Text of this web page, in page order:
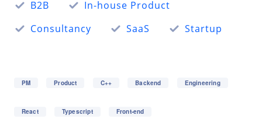
B2B
In-house Product
Consultancy
SaaS Startup
PM Product C++ Backend Engineering
React Typescript Front-end